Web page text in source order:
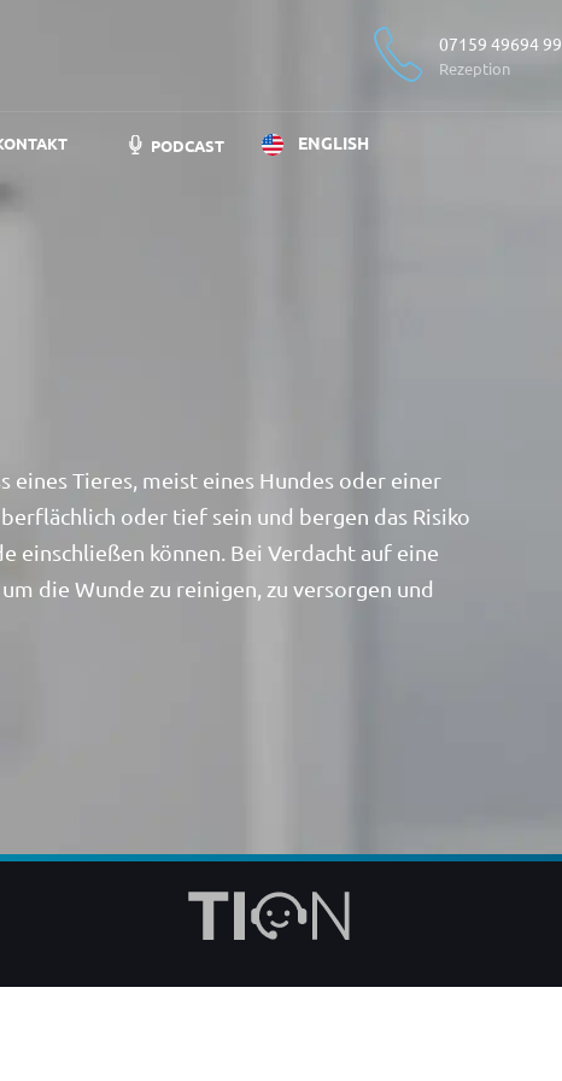
07159 49694 99
Rezeption
PODCAST ENGLISH
eines Tieres, meist eines Hundes oder einer
oder tief sein und bergen das Risiko
einschließen können. Bei Verdacht auf eine
die Wunde zu reinigen, zu versorgen und